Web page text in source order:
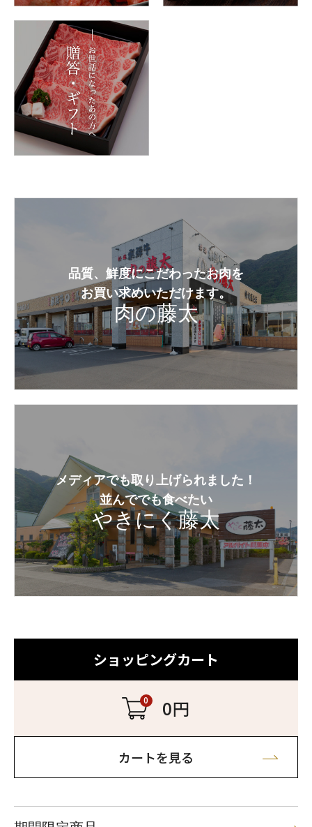
肉の藤太
品質、鮮度にこだわったお肉を
お買い求めいただけます。
やきにく藤太
メディアでも取り上げられました！
並んででも食べたい
ショッピングカート
0 0円
カートを見る